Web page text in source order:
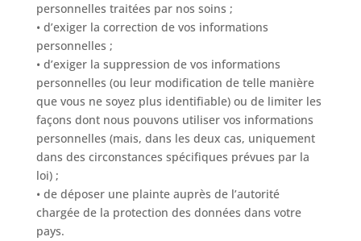
personnelles traitées par nos soins ;
• d’exiger la correction de vos informations
personnelles ;
• d’exiger la suppression de vos informations
personnelles (ou leur modification de telle manière
que vous ne soyez plus identifiable) ou de limiter les
façons dont nous pouvons utiliser vos informations
personnelles (mais, dans les deux cas, uniquement
dans des circonstances spécifiques prévues par la
loi) ;
• de déposer une plainte auprès de l’autorité
chargée de la protection des données dans votre
pays.